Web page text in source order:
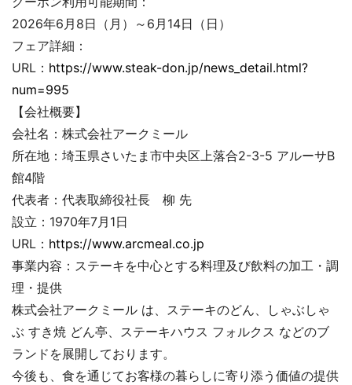
2026年6月8日（月）～6月14日（日）
フェア詳細：
URL： https://www.steak-don.jp/news_detail.html?
num=995
【会社概要】
会社名：株式会社アークミール
所在地：埼玉県さいたま市中央区上落合2-3-5 アルーサB
館4階
代表者：代表取締役社長 柳 先
設立：1970年7月1日
URL： https://www.arcmeal.co.jp
事業内容：ステーキを中心とする料理及び飲料の加工・調
理・提供
株式会社アークミール は、ステーキのどん、しゃぶしゃ
ぶ すき焼 どん亭、ステーキハウス フォルクス などのブ
ランドを展開しております。
今後も、食を通じてお客様の暮らしに寄り添う価値の提供